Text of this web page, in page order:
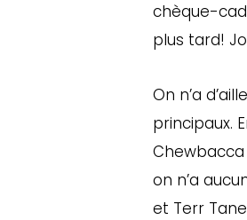
chèque-
plus tard!
On n’a
principaux.
on n’a
et Terr